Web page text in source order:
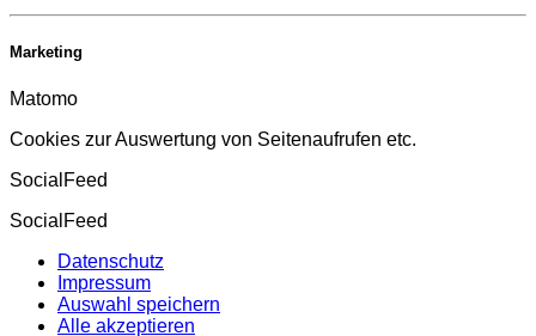
Marketing
Matomo
Cookies zur Auswertung von Seitenaufrufen etc.
SocialFeed
SocialFeed
Datenschutz
Impressum
Auswahl speichern
Alle akzeptieren